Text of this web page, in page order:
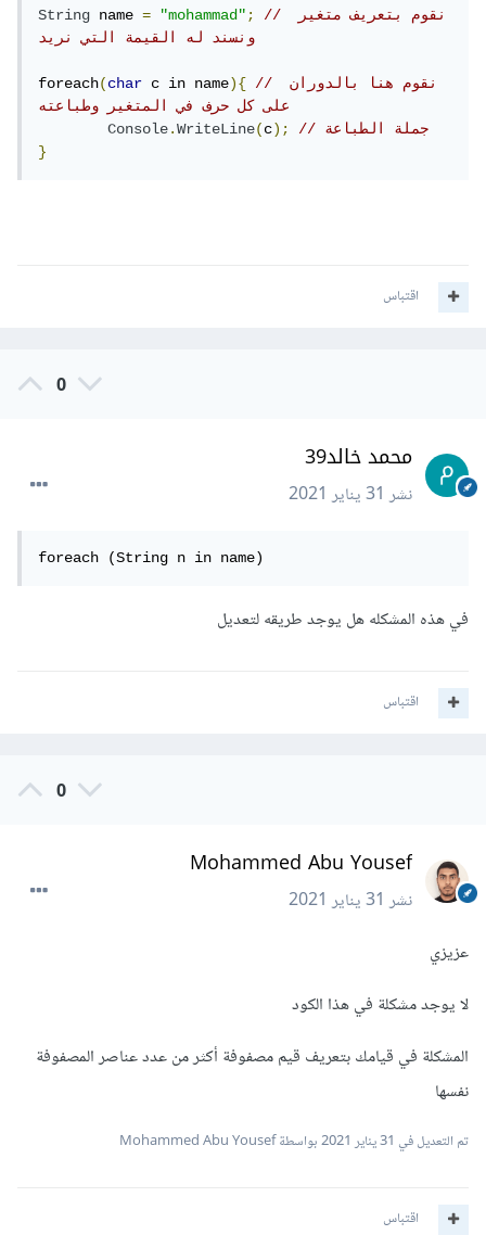
String name = "mohammad";
// نقوم بتعريف متغير
ونسند له القيمة التي نريد
foreach(char c in name){
// نقوم هنا بالدوران
على كل حرف في المتغير وطباعته
Console.WriteLine(c);
// جملة الطباعة
}
اقتباس
0
محمد خالد39
نشر31 يناير 2021
foreach (String n in name)
في هذه المشكله هل يوجد طريقه لتعديل
اقتباس
0
Mohammed Abu Yousef
نشر31 يناير 2021
عزيزي
لا يوجد مشكلة في هذا الكود
المشكلة في قيامك بتعريف قيم مصفوفة أكثر من عدد عناصر المصفوفة
نفسها
تم التعديل في 31 يناير 2021 بواسطة Mohammed Abu Yousef
اقتباس